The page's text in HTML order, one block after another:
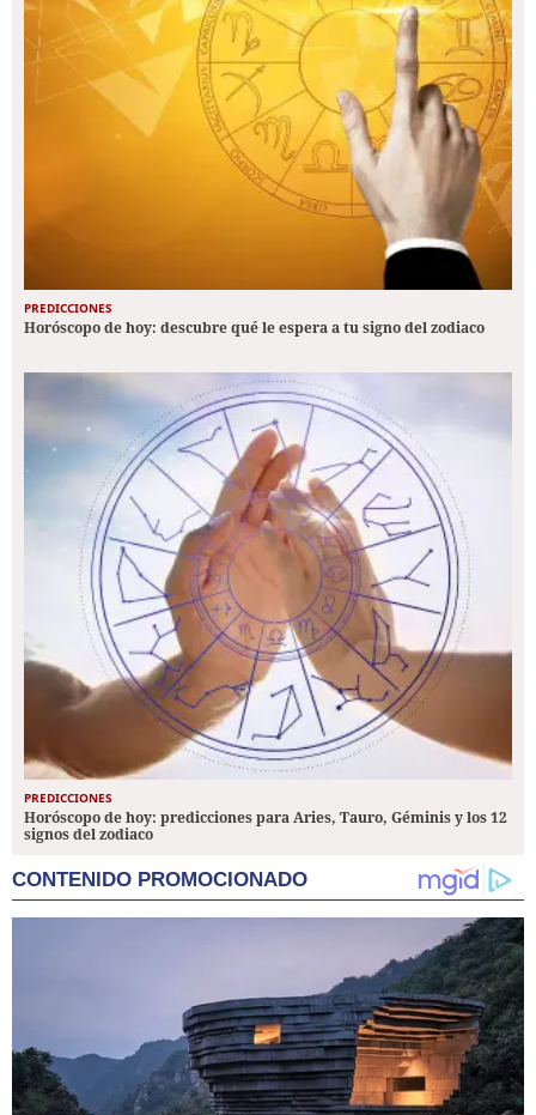
PREDICCIONES
Horóscopo de hoy: descubre qué le espera a tu signo del zodiaco
PREDICCIONES
Horóscopo de hoy: predicciones para Aries, Tauro, Géminis y los 12
signos del zodiaco
CONTENIDO PROMOCIONADO